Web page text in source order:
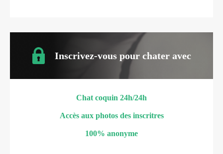
Inscrivez-vous pour chater avec
Chat coquin 24h/24h
Accès aux photos des inscritres
100% anonyme